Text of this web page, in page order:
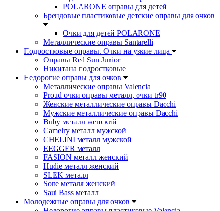
POLARONE оправы для детей
Брендовые пластиковые детские оправы для очков
Очки для детей POLARONE
Металлические оправы Santarelli
Подростковые оправы. Очки на узкие лица
Оправы Red Sun Junior
Никитана подростковые
Недорогие оправы для очков
Металлические оправы Valencia
Proud очки оправы металл, очки tr90
Женские металлические оправы Dacchi
Мужские металлические оправы Dacchi
Buby металл женский
Camelry металл мужской
CHELINI металл мужской
EEGGER металл
FASION металл женский
Hudie металл женский
SLEK металл
Sone металл женский
Saui Bass металл
Молодежные оправы для очков